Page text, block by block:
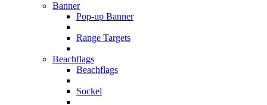
Banner
Pop-up Banner
Range Targets
Beachflags
Beachflags
Sockel